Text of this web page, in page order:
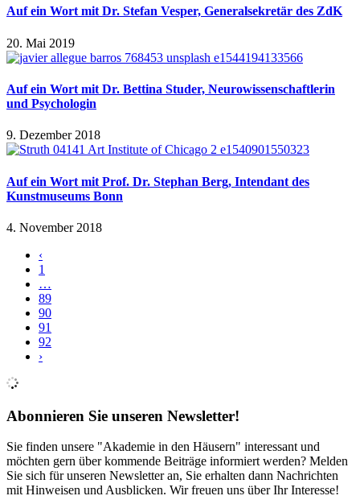
Auf ein Wort mit Dr. Stefan Vesper, Generalsekretär des ZdK
20. Mai 2019
Auf ein Wort mit Dr. Bettina Studer, Neurowissenschaftlerin
und Psychologin
9. Dezember 2018
Auf ein Wort mit Prof. Dr. Stephan Berg, Intendant des
Kunstmuseums Bonn
4. November 2018
‹
1
…
89
90
91
92
›
Abonnieren Sie unseren Newsletter!
Sie finden unsere "Akademie in den Häusern" interessant und
möchten gern über kommende Beiträge informiert werden? Melden
Sie sich für unseren Newsletter an, Sie erhalten dann Nachrichten
mit Hinweisen und Ausblicken. Wir freuen uns über Ihr Interesse!